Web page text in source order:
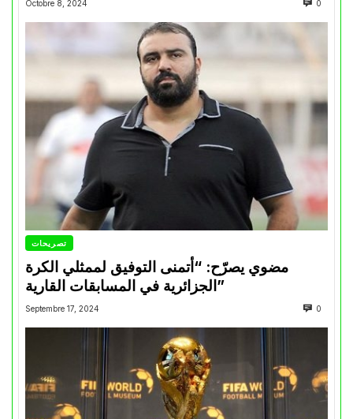
Octobre 8, 2024 0
تصريحات
مضوي يصرّح: “أتمنى التوفيق لممثلي الكرة
الجزائرية في المسابقات القارية”
Septembre 17, 2024 0